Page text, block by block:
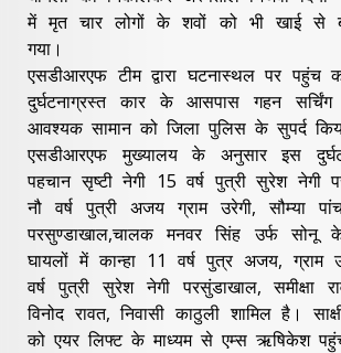
में मृत चार लोगों के शवों को भी खाई से
गया।
एसडीआरएफ टीम द्वारा घटनास्थल पर
दुर्घटनाग्रस्त कार के आसपास गहन
आवश्यक सामान को जिला पुलिस के सुपर्द
एसडीआरएफ मुख्यालय के अनुसार इस
पहचान सृष्टी नेगी 15 वर्ष पुत्री सुरेश नेगी
नौ वर्ष पुत्री अजय ग्राम उरेगी, सौम्या
परसुण्डाखाल,चालक मनवर सिंह उर्फ
घायलों में कान्हा 11 वर्ष पुत्र अजय, ग्राम
वर्ष पुत्री सुरेश नेगी परसुंडाखाल, समीक्षा
विनोद रावत, निवासी काठुली शामिल है।
को एयर लिफ्ट के माध्यम से एम्स ऋषिकेश